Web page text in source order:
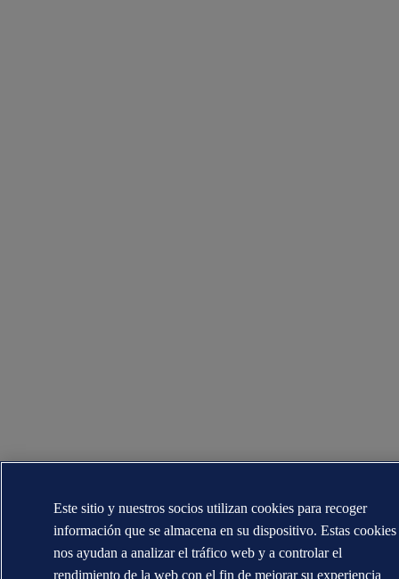
Este sitio y nuestros socios utilizan cookies para recoger
información que se almacena en su dispositivo. Estas cookies
nos ayudan a analizar el tráfico web y a controlar el
rendimiento de la web con el fin de mejorar su experiencia